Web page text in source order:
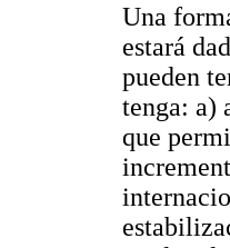
Una
estará
pueden
tenga: a)
que